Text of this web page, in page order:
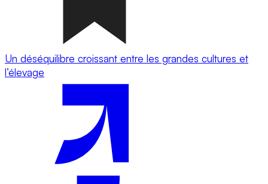
Un déséquilibre croissant entre les grandes cultures et
l’élevage